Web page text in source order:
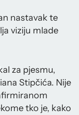
nastavak te
viziju mlade
za pjesmu,
Stipčića. Nije
tko je, kako